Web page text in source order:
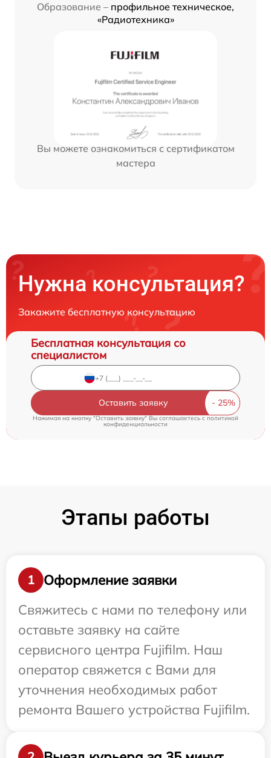
Образование – профильное техническое,
«Радиотехника»
Вы можете ознакомиться с сертификатом
мастера
Нужна консультация?
Закажите бесплатную консультацию
Бесплатная консультация со
специалистом
Оставить заявку
Нажимая на кнопку "Оставить заявку" Вы соглашаетесь c политикой
конфиденциальности
Этапы работы
1
Оформление заявки
Свяжитесь с нами по телефону или
оставьте заявку на сайте
сервисного центра Fujifilm. Наш
оператор свяжется с Вами для
уточнения необходимых работ
ремонта Вашего устройства Fujifilm.